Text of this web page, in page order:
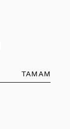
TAMAM